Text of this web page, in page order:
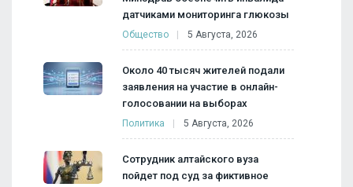
датчиками мониторинга глюкозы
Общество 5 Августа, 2026
Около 40 тысяч жителей подали
заявления на участие в онлайн-
голосовании на выборах
Политика 5 Августа, 2026
Сотрудник алтайского вуза
пойдет под суд за фиктивное